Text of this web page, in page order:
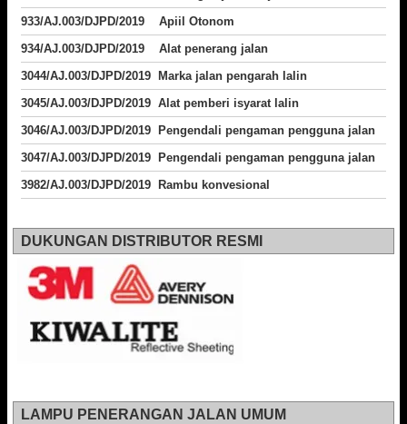
933/AJ.003/DJPD/2019 Apiil Otonom
934/AJ.003/DJPD/2019 Alat penerang jalan
3044/AJ.003/DJPD/2019 Marka jalan pengarah lalin
3045/AJ.003/DJPD/2019 Alat pemberi isyarat lalin
3046/AJ.003/DJPD/2019 Pengendali pengaman pengguna jalan
3047/AJ.003/DJPD/2019 Pengendali pengaman pengguna jalan
3982/AJ.003/DJPD/2019 Rambu konvesional
DUKUNGAN DISTRIBUTOR RESMI
LAMPU PENERANGAN JALAN UMUM